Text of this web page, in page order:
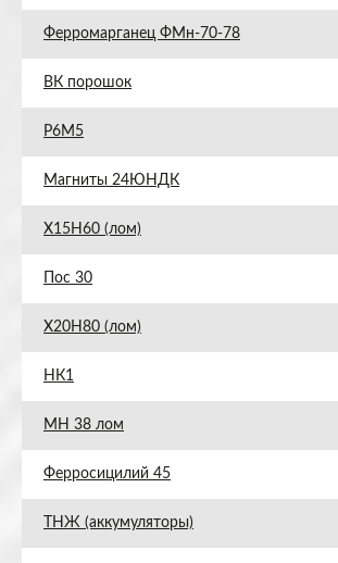
Ферромарганец ФМн-70-78
ВК порошок
Р6М5
Магниты 24ЮНДК
Х15Н60 (лом)
Пос 30
Х20Н80 (лом)
НК1
МН 38 лом
Ферросицилий 45
ТНЖ (аккумуляторы)